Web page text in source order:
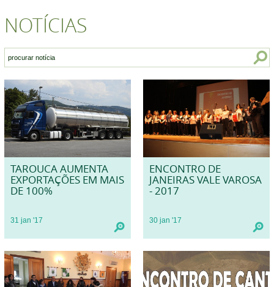
NOTÍCIAS
TAROUCA AUMENTA
EXPORTAÇÕES EM MAIS
DE 100%
31 jan '17
ENCONTRO DE
JANEIRAS VALE VAROSA
- 2017
30 jan '17